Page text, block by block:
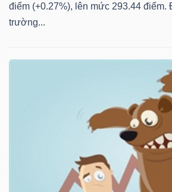
điểm (+0.27%), lên mức 293.44 điểm.
trường...